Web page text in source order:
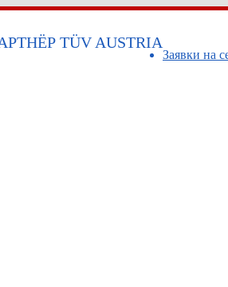
TÜV AUSTRIA
Заявки на